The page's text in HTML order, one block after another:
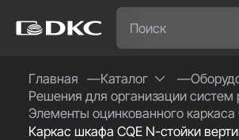
Главная Каталог
Решения для организации
Элементы оцинкованного каркаса
Каркас шкафа CQE N-стойки
Часто ищут:
Специсполнение